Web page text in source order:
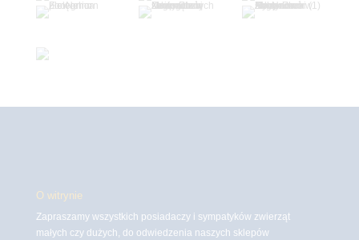
O witrynie
Zapraszamy wszystkich posiadaczy i sympatyków zwierząt
małych czy dużych, do odwiedzenia naszych sklepów